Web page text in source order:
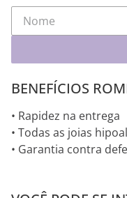
BENEFÍCIOS
• Rapidez na entrega
• Todas as joias
• Garantia contra